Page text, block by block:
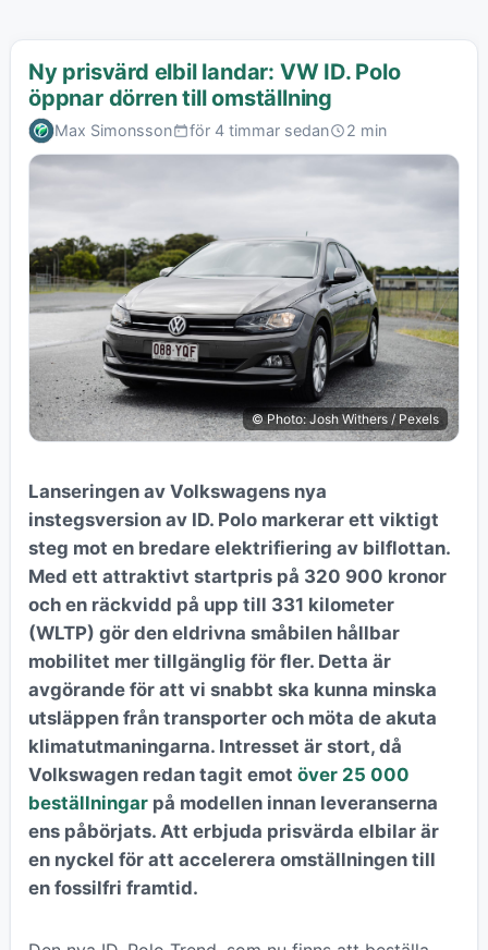
Ny prisvärd elbil landar: VW ID. Polo
öppnar dörren till omställning
Max Simonsson för 4 timmar sedan 2 min
© Photo: Josh Withers / Pexels
Lanseringen av Volkswagens nya
instegsversion av ID. Polo markerar ett viktigt
steg mot en bredare elektrifiering av bilflottan.
Med ett attraktivt startpris på 320 900 kronor
och en räckvidd på upp till 331 kilometer
(WLTP) gör den eldrivna småbilen hållbar
mobilitet mer tillgänglig för fler. Detta är
avgörande för att vi snabbt ska kunna minska
utsläppen från transporter och möta de akuta
klimatutmaningarna. Intresset är stort, då
Volkswagen redan tagit emot över 25 000
beställningarpå modellen innan leveranserna
ens påbörjats. Att erbjuda prisvärda elbilar är
en nyckel för att accelerera omställningen till
en fossilfri framtid.